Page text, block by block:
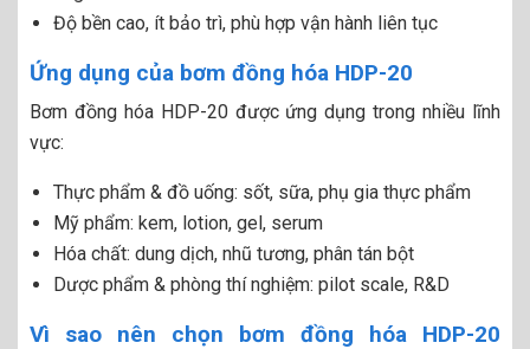
Độ bền cao, ít bảo trì, phù hợp vận hành liên tục
Ứng dụng của bơm đồng hóa HDP-20
Bơm đồng hóa HDP-20 được ứng dụng trong nhiều lĩnh
vực:
Thực phẩm & đồ uống: sốt, sữa, phụ gia thực phẩm
Mỹ phẩm: kem, lotion, gel, serum
Hóa chất: dung dịch, nhũ tương, phân tán bột
Dược phẩm & phòng thí nghiệm: pilot scale, R&D
Vì sao nên chọn bơm đồng hóa HDP-20